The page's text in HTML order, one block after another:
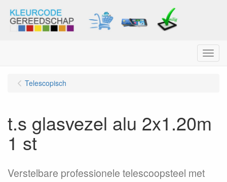
Menu
Telescopisch
t.s glasvezel alu 2x1.20m
1 st
Verstelbare professionele telescoopsteel met